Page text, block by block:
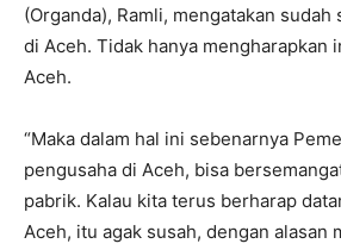
(Organda), Ramli, mengatakan sudah
di Aceh. Tidak hanya mengharapkan
Aceh.
“Maka dalam hal ini sebenarnya
pengusaha di Aceh, bisa
pabrik. Kalau kita terus berharap
Aceh, itu agak susah, dengan alasan